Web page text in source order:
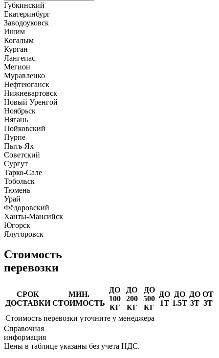
Губкинский
Екатеринбург
Заводоуковск
Ишим
Когалым
Курган
Лангепас
Мегион
Муравленко
Нефтеюганск
Нижневартовск
Новый Уренгой
Ноябрьск
Нягань
Пойковский
Пурпе
Пыть-Ях
Советский
Сургут
Тарко-Сале
Тобольск
Тюмень
Урай
Фёдоровский
Ханты-Мансийск
Югорск
Ялуторовск
Стоимость
перевозки
СРОК
ДОСТАВКИ
МИН.
СТОИМОСТЬ
ДО
100
КГ
ДО
200
КГ
ДО
500
КГ
ДО
1Т
ДО
1.5Т
ДО
3Т
ОТ
3Т
Стоимость перевозки уточните у менеджера
Справочная
информация
Цены в таблице указаны без учета НДС.